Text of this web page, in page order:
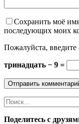
Сохранить моё
последующих моих
Пожалуйста,
тринадцать − 9 =
Найти:
Поделитесь с